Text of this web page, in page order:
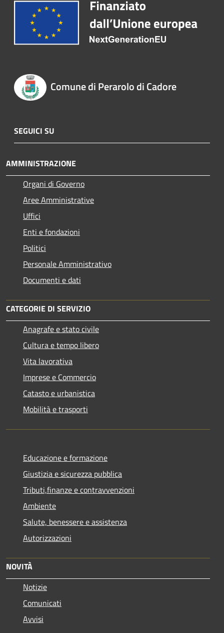
Comune di Perarolo di Cadore
SEGUICI SU
AMMINISTRAZIONE
Organi di Governo
Aree Amministrative
Uffici
Enti e fondazioni
Politici
Personale Amministrativo
Documenti e dati
CATEGORIE DI SERVIZIO
Anagrafe e stato civile
Cultura e tempo libero
Vita lavorativa
Imprese e Commercio
Catasto e urbanistica
Mobilità e trasporti
Educazione e formazione
Giustizia e sicurezza pubblica
Tributi,finanze e contravvenzioni
Ambiente
Salute, benessere e assistenza
Autorizzazioni
NOVITÀ
Notizie
Comunicati
Avvisi